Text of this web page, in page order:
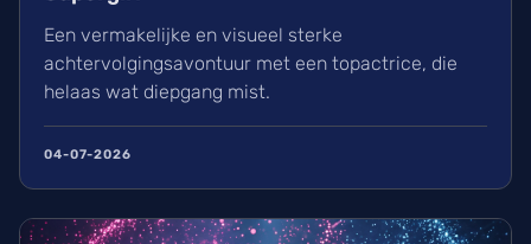
Een vermakelijke en visueel sterke
achtervolgingsavontuur met een topactrice, die
helaas wat diepgang mist.
04-07-2026